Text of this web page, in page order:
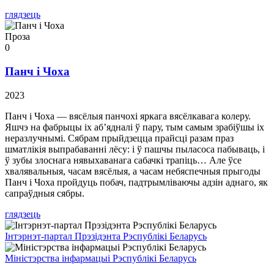
глядзець
Проза
0
Панч і Чоха
2023
Панч і Чоха — вясёлыя панчохі яркага вясёлкавага колеру.
Яшчэ на фабрыцы іх аб’ядналі ў пару, тым самым зрабіўшы іх
неразлучнымі. Сябрам прыйдзецца прайсці разам праз
шматлікія выпрабаванні лёсу: і ў пашчы пыласоса пабываць, і
ў зубы злоснага нявыхаванага сабачкі трапіць… Але ўсе
хвалявальныя, часам вясёлыя, а часам небяспечныя прыгоды
Панч і Чоха пройдуць побач, падтрымліваючы адзін аднаго, як
сапраўдныя сябры.
глядзець
Інтэрнэт-партал Прэзідэнта Рэспублікі Беларусь
Міністэрства інфармацыі Рэспублікі Беларусь